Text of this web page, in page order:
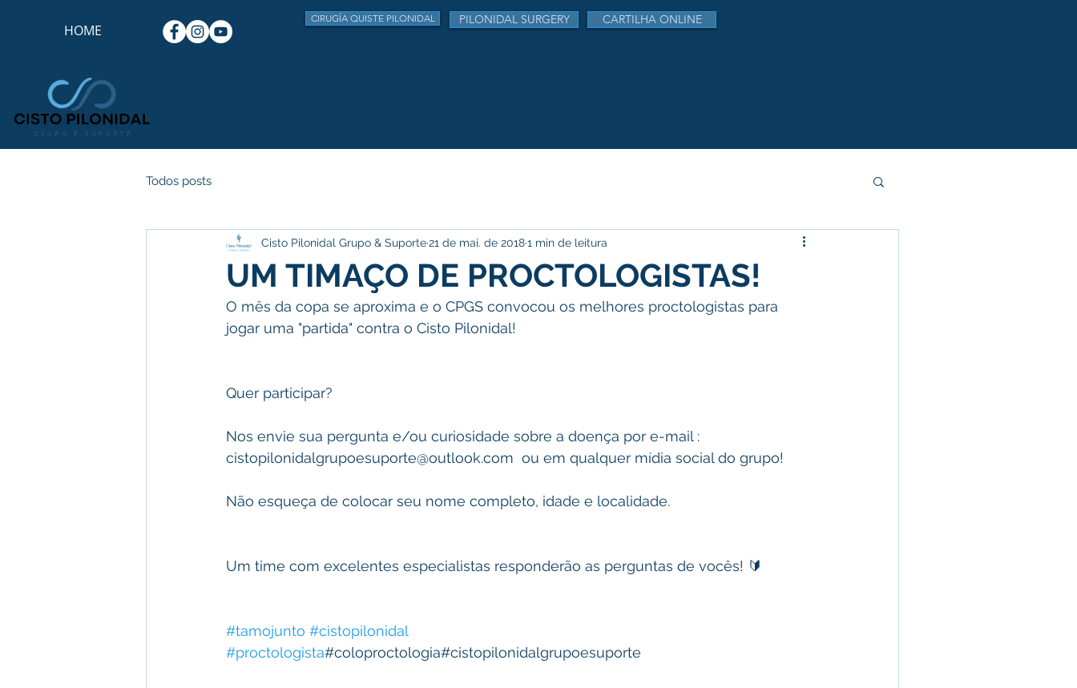
HOME
CIRUGÍA QUISTE PILONIDAL PILONIDAL SURGERY CARTILHA ONLINE
Todos posts
UM TIMAÇO DE PROCTOLOGISTAS!
Cisto Pilonidal Grupo & Suporte21 de mai. de 20181 min de leitura
O mês da copa se aproxima e o CPGS convocou os melhores proctologistas para
jogar uma "partida" contra o Cisto Pilonidal!
Quer participar?
Nos envie sua pergunta e/ou curiosidade sobre a doença por e-mail :
cistopilonidalgrupoesuporte@outlook.com  ou em qualquer mídia social do grupo!
Não esqueça de colocar seu nome completo, idade e localidade.
Um time com excelentes especialistas responderão as perguntas de vocês! 🔰
#tamojunto #cistopilonidal
#proctologista#coloproctologia#cistopilonidalgrupoesuporte